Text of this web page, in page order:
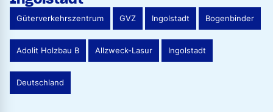
Güterverkehrszentrum GVZ Ingolstadt Bogenbinder
Adolit Holzbau B Allzweck-Lasur Ingolstadt
Deutschland